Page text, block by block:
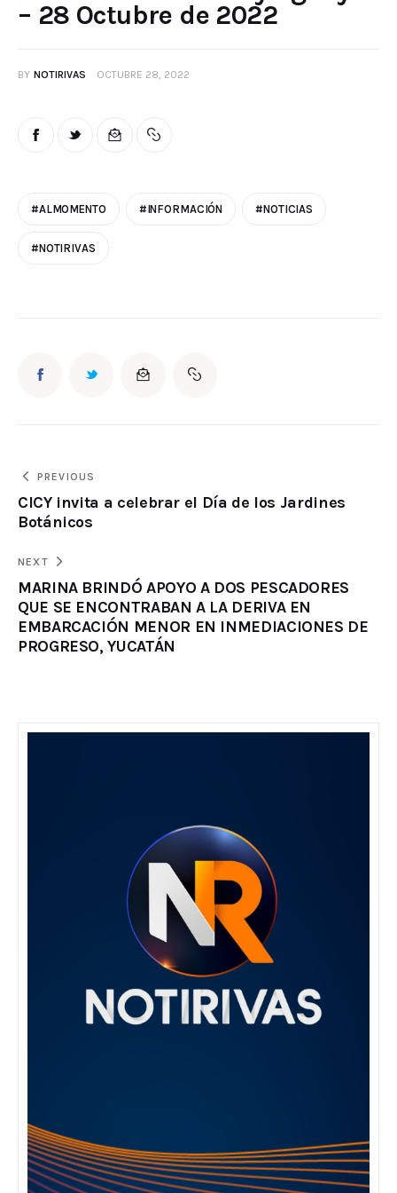
– 28 Octubre de 2022
BY NOTIRIVAS OCTUBRE 28, 2022
#ALMOMENTO #INFORMACIÓN #NOTICIAS
#NOTIRIVAS
PREVIOUS
CICY invita a celebrar el Día de los Jardines
Botánicos
NEXT
MARINA BRINDÓ APOYO A DOS PESCADORES
QUE SE ENCONTRABAN A LA DERIVA EN
EMBARCACIÓN MENOR EN INMEDIACIONES DE
PROGRESO, YUCATÁN